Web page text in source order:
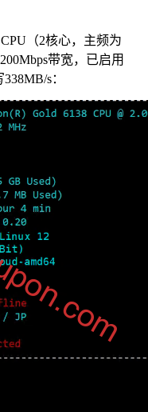
（2核心，主频为
带宽，已启用
s：